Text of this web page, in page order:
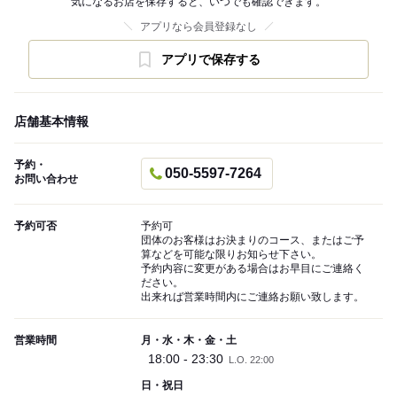
アプリなら会員登録なし
アプリで保存する
店舗基本情報
予約・
お問い合わせ
050-5597-7264
予約可否
予約可
団体のお客様はお決まりのコース、またはご予
算などを可能な限りお知らせ下さい。
予約内容に変更がある場合はお早目にご連絡く
ださい。
出来れば営業時間内にご連絡お願い致します。
営業時間 月・水・木・金・土
18:00 - 23:30 L.O. 22:00
日・祝日